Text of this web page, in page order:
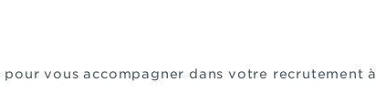
vous accompagner dans votre recrutement à